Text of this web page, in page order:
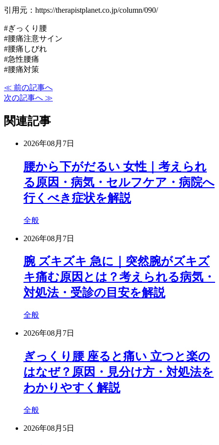
引用元：https://therapistplanet.co.jp/column/090/
#ぎっくり腰
#腰痛注意サイン
#腰痛しびれ
#急性腰痛
#腰痛対策
≪ 前の記事へ
次の記事へ ≫
関連記事
2026年08月7日
腰から下がだるい 女性｜考えられ
る原因・病気・セルフケア・病院へ
行くべき症状を解説
全般
2026年08月7日
腕 ズキズキ 急に｜突然腕がズキズ
キ痛む原因とは？考えられる病気・
対処法・受診の目安を解説
全般
2026年08月7日
ぎっくり腰 座ると痛い 立つと楽の
はなぜ？原因・見分け方・対処法を
わかりやすく解説
全般
2026年08月5日